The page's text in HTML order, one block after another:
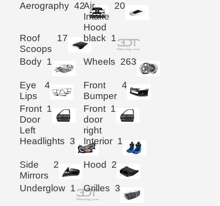
Aerography 42Air
Intake
Hood
20
Roof
Scoops
17 black 1
Body 1 Wheels 263
Eye
Lips
4
Front
Bumper
4
Front
Door
Left
1
Front
door
right
1
Headlights 3 Interior 1
Side
Mirrors
2 Hood 2
Underglow 1 Grilles 3